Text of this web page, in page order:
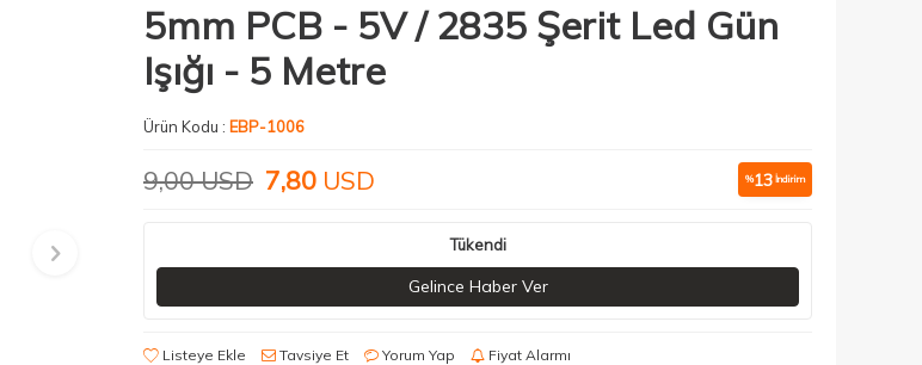
5mm PCB - 5V / 2835 Şerit Led Gün
Işığı - 5 Metre
Ürün Kodu : EBP-1006
9,00USD 7,80 USD %13 İndirim
Tükendi
Gelince Haber Ver
Listeye Ekle Tavsiye Et Yorum Yap Fiyat Alarmı